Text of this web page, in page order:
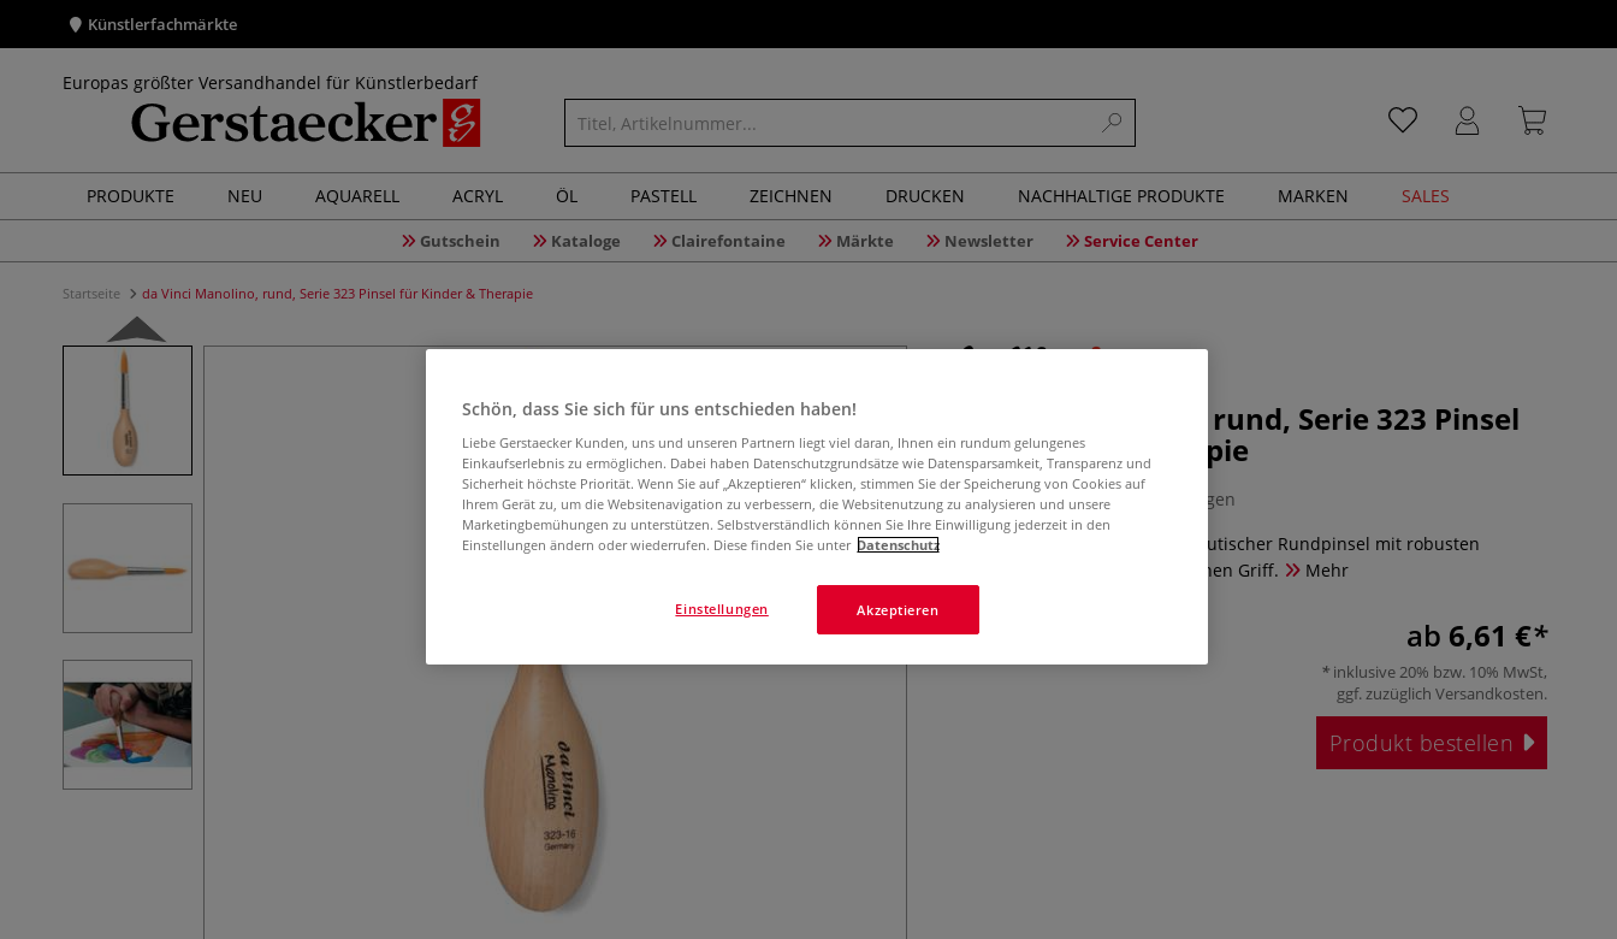
Künstlerfachmärkte
Europas größter Versandhandel für Künstlerbedarf
PRODUKTE NEU AQUARELL ACRYL ÖL PASTELL ZEICHNEN DRUCKEN NACHHALTIGE PRODUKTE MARKEN SALES
Gutschein Kataloge Clairefontaine Märkte Newsletter Service Center
Startseite da Vinci Manolino, rund, Serie 323 Pinsel für Kinder & Therapie
da Vinci Manolino, rund, Serie 323 Pinsel
für Kinder & Therapie
0 Bewertungen
da Vinci Manolino ist ein therapeutischer Rundpinsel mit robusten
Synthetikfasern und ergonomischen Griff.
Mehr
ab 6,61 €
inklusive 20% bzw. 10% MwSt,
ggf. zuzüglich Versandkosten.
Produkt bestellen
Schön, dass Sie sich für uns entschieden haben!
Liebe Gerstaecker Kunden, uns und unseren Partnern liegt viel daran, Ihnen ein rundum gelungenes
Einkaufserlebnis zu ermöglichen. Dabei haben Datenschutzgrundsätze wie Datensparsamkeit, Transparenz und
Sicherheit höchste Priorität. Wenn Sie auf „Akzeptieren“ klicken, stimmen Sie der Speicherung von Cookies auf
Ihrem Gerät zu, um die Websitenavigation zu verbessern, die Websitenutzung zu analysieren und unsere
Marketingbemühungen zu unterstützen. Selbstverständlich können Sie Ihre Einwilligung jederzeit in den
Einstellungen ändern oder wiederrufen. Diese finden Sie unter Datenschutz
Akzeptieren
Einstellungen